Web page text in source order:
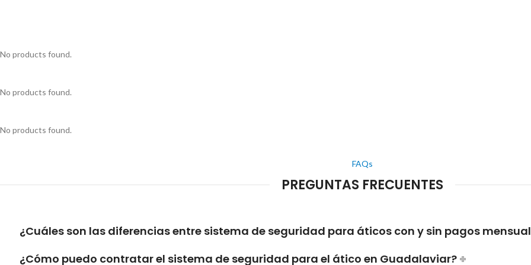
No products found.
No products found.
No products found.
FAQs
PREGUNTAS FRECUENTES
¿Cuáles son las diferencias entre sistema de seguridad para áticos con y sin pagos
¿Cómo puedo contratar el sistema de seguridad para el ático en Guadalaviar?